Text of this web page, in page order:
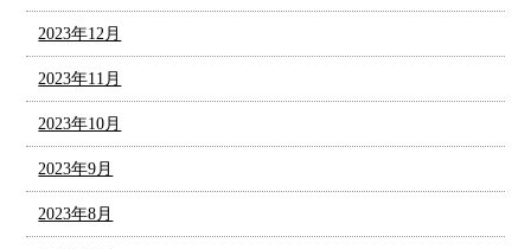
2023年12月
2023年11月
2023年10月
2023年9月
2023年8月